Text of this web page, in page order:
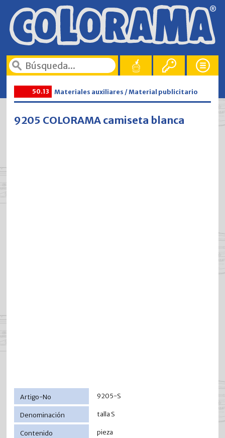
50.13 Materiales auxiliares / Material publicitario
9205 COLORAMA camiseta blanca
9205-S
talla S
pieza